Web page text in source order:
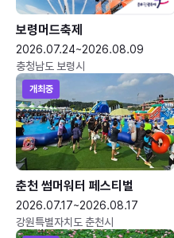
보령머드축제
2026.07.24~2026.08.09
충청남도 보령시
개최중
춘천 썸머워터 페스티벌
2026.07.17~2026.08.17
강원특별자치도 춘천시